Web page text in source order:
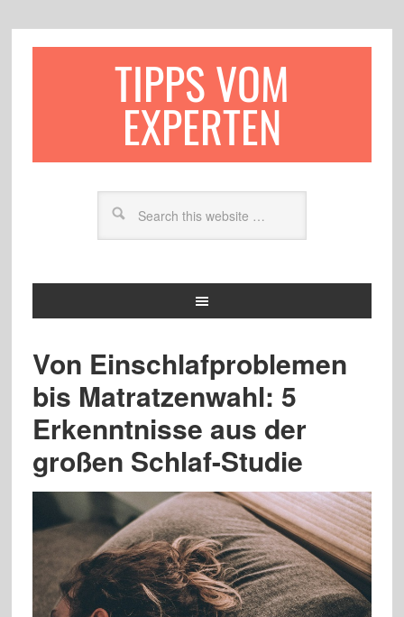
TIPPS VOM
EXPERTEN
Von Einschlafproblemen
bis Matratzenwahl: 5
Erkenntnisse aus der
großen Schlaf-Studie